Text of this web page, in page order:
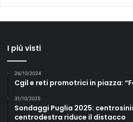
I più visti
26/10/2024
Cgil e reti promotrici in piazza:
31/10/2025
Sondaggi Puglia 2025:
centrodestra riduce il distacco